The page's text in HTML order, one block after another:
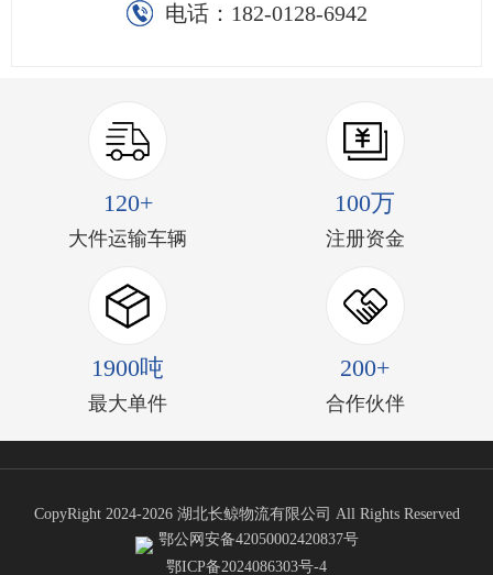
电话： 182-0128-6942
120+
大件运输车辆
100万
注册资金
1900吨
最大单件
200+
合作伙伴
CopyRight 2024-2026 湖北长鲸物流有限公司 All Rights Reserved
鄂公网安备42050002420837号
鄂ICP备2024086303号-4